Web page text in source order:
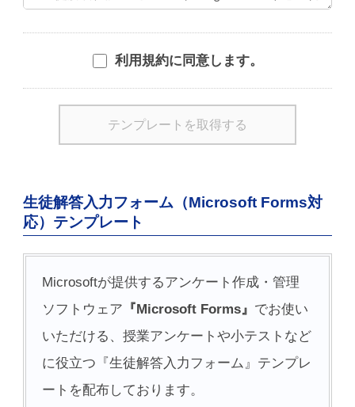
利用規約に同意します。
生徒解答入力フォーム（Microsoft Forms対
応）テンプレート
Microsoftが提供するアンケート作成・管理
ソフトウェア 『Microsoft Forms』 でお使い
いただける、授業アンケートや小テストなど
に役立つ『生徒解答入力フォーム』テンプレ
ートを配布しております。